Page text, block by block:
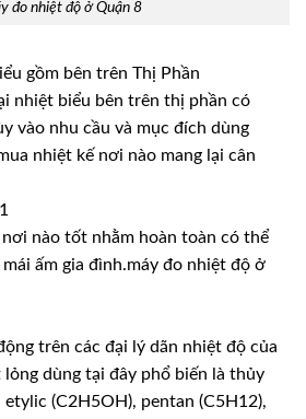
đo nhiệt độ ở Quận 8
gồm bên trên Thị Phần
nhiệt biểu bên trên thị phần có
vào nhu cầu và mục đích dùng
nhiệt kế nơi nào mang lại cân
nào tốt nhằm hoàn toàn có thể
ấm gia đình.máy đo nhiệt độ ở
trên các đại lý dãn nhiệt độ của
lỏng dùng tại đây phổ biến là thủy
(C2H5OH), pentan (C5H12),